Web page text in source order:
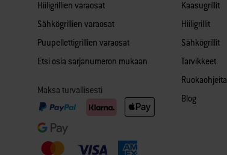
Hiiligrillien varaosat
Sähkögrillien varaosat
Puupellettigrillien varaosat
Etsi osia sarjanumeron mukaan
Maksa turvallisesti
Kaasugrillit
Hiiligrillit
Sähkögrillit
Tarvikkeet
Ruokaohjeita
Blog